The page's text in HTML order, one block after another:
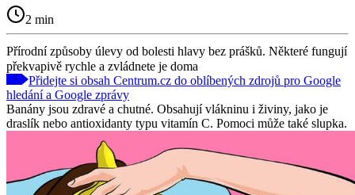
2 min
Přírodní způsoby úlevy od bolesti hlavy bez prášků. Některé fungují
překvapivě rychle a zvládnete je doma
Přidejte si obsah Centrum.cz do oblíbených zdrojů pro Google
hledání a Google zprávy
Banány jsou zdravé a chutné. Obsahují vlákninu i živiny, jako je
draslík nebo antioxidanty typu vitamín C. Pomoci může také slupka.